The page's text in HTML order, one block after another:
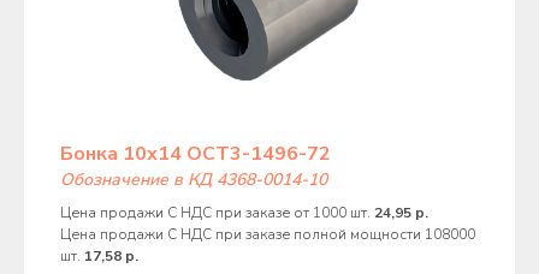
Бонка 10х14 ОСТ3-1496-72
Обозначение в КД 4368-0014-10
Цена продажи С НДС при заказе от 1000 шт. 24,95 р.
Цена продажи С НДС при заказе полной мощности 108000
шт. 17,58 р.